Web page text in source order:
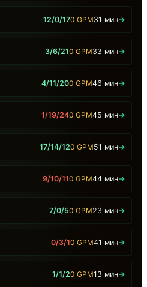
12/0/170 GPM31 мин→
3/6/210 GPM33 мин→
4/11/200 GPM46 мин→
1/19/240 GPM45 мин→
17/14/120 GPM51 мин→
9/10/110 GPM44 мин→
7/0/50 GPM23 мин→
0/3/10 GPM41 мин→
1/1/20 GPM13 мин→